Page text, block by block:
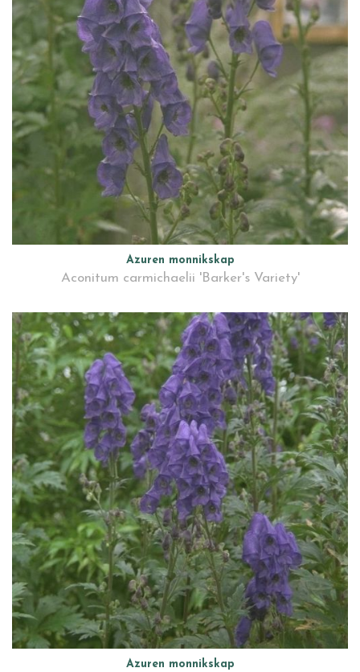
Azuren monnikskap
Aconitum carmichaelii 'Barker's Variety'
Azuren monnikskap